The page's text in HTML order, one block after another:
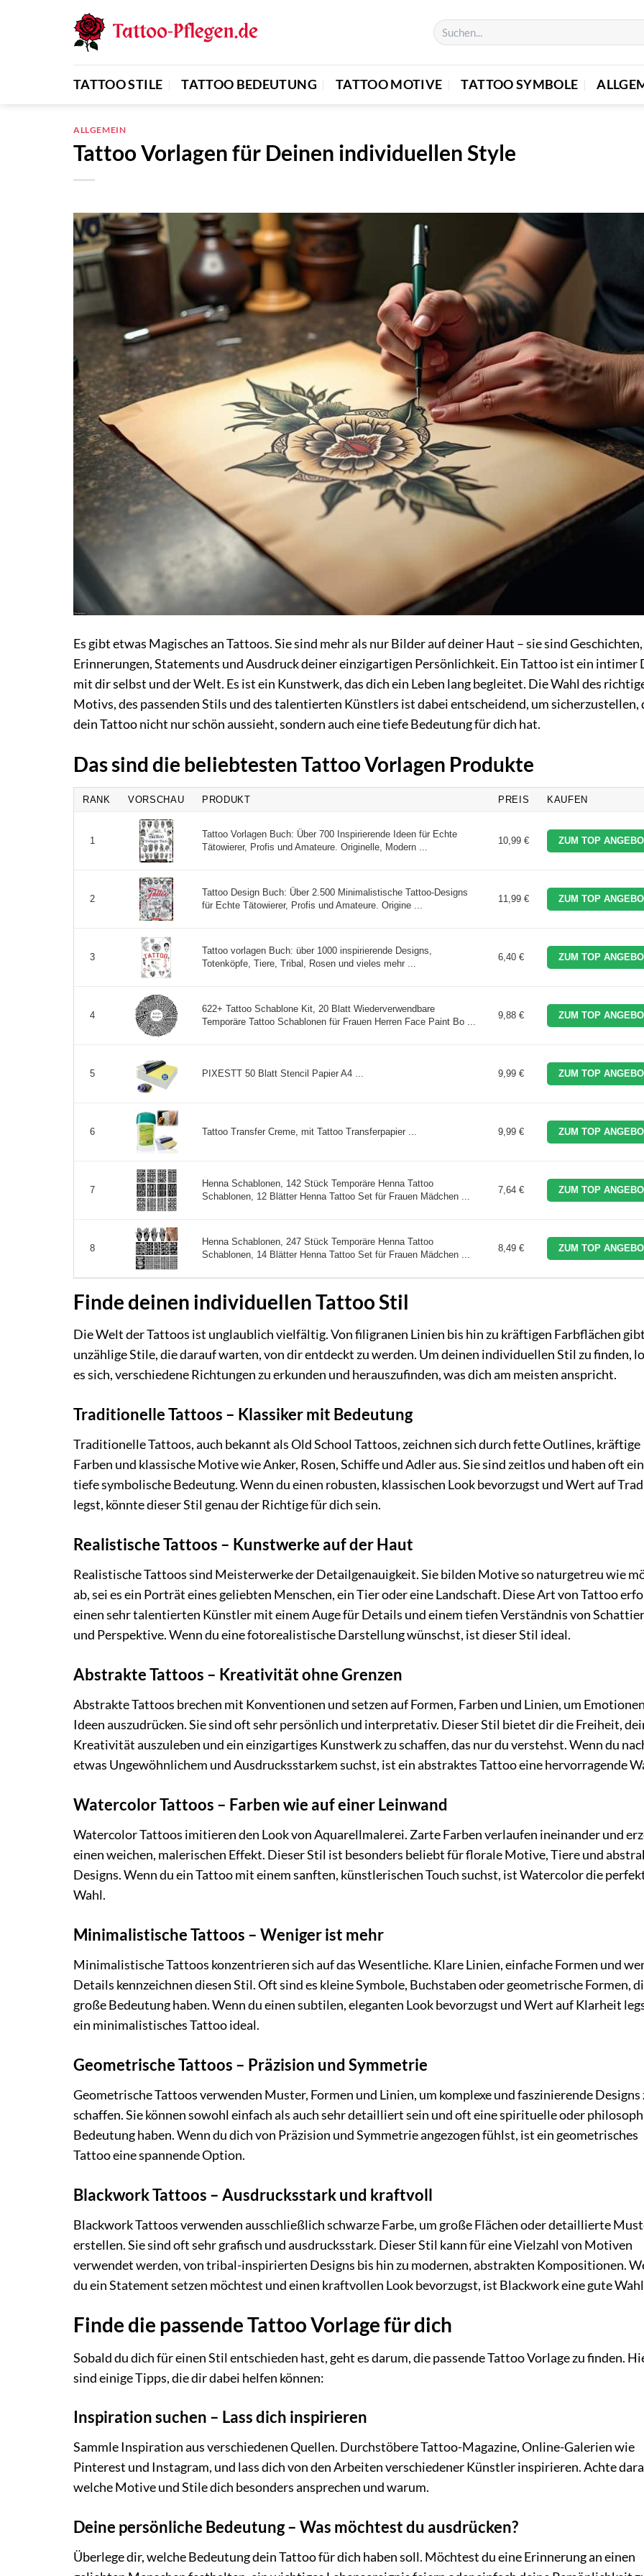
TATTOO STILE TATTOO BEDEUTUNG TATTOO MOTIVE TATTOO SYMBOLE
ALLGEMEIN
Tattoo Vorlagen für Deinen individuellen Style
Es gibt etwas Magisches an Tattoos. Sie sind mehr als nur Bilder auf deiner Haut – sie sind Geschichten,
Erinnerungen, Statements und Ausdruck deiner einzigartigen Persönlichkeit. Ein Tattoo ist ein intimer
mit dir selbst und der Welt. Es ist ein Kunstwerk, das dich ein Leben lang begleitet. Die Wahl des
Motivs, des passenden Stils und des talentierten Künstlers ist dabei entscheidend, um sicherzustellen,
dein Tattoo nicht nur schön aussieht, sondern auch eine tiefe Bedeutung für dich hat.
Das sind die beliebtesten Tattoo Vorlagen Produkte
RANK VORSCHAU PRODUKT PREIS KAUFEN
1
Tattoo Vorlagen Buch: Über 700 Inspirierende Ideen für Echte
Tätowierer, Profis und Amateure. Originelle, Modern ...
10,99 € ZUM TOP
2
Tattoo Design Buch: Über 2.500 Minimalistische Tattoo-Designs
für Echte Tätowierer, Profis und Amateure. Origine ...
11,99 € ZUM TOP
3
Tattoo vorlagen Buch: über 1000 inspirierende Designs,
Totenköpfe, Tiere, Tribal, Rosen und vieles mehr ...
6,40 € ZUM TOP
4
622+ Tattoo Schablone Kit, 20 Blatt Wiederverwendbare
Temporäre Tattoo Schablonen für Frauen Herren Face Paint Bo ...
9,88 € ZUM TOP
5 PIXESTT 50 Blatt Stencil Papier A4 ... 9,99 € ZUM TOP
6 Tattoo Transfer Creme, mit Tattoo Transferpapier ... 9,99 € ZUM TOP
7
Henna Schablonen, 142 Stück Temporäre Henna Tattoo
Schablonen, 12 Blätter Henna Tattoo Set für Frauen Mädchen ...
7,64 € ZUM TOP
8
Henna Schablonen, 247 Stück Temporäre Henna Tattoo
Schablonen, 14 Blätter Henna Tattoo Set für Frauen Mädchen ...
8,49 € ZUM TOP
Finde deinen individuellen Tattoo Stil
Die Welt der Tattoos ist unglaublich vielfältig. Von filigranen Linien bis hin zu kräftigen Farbflächen
unzählige Stile, die darauf warten, von dir entdeckt zu werden. Um deinen individuellen Stil zu finden,
es sich, verschiedene Richtungen zu erkunden und herauszufinden, was dich am meisten anspricht.
Traditionelle Tattoos – Klassiker mit Bedeutung
Traditionelle Tattoos, auch bekannt als Old School Tattoos, zeichnen sich durch fette Outlines, kräftige
Farben und klassische Motive wie Anker, Rosen, Schiffe und Adler aus. Sie sind zeitlos und haben oft
tiefe symbolische Bedeutung. Wenn du einen robusten, klassischen Look bevorzugst und Wert auf
legst, könnte dieser Stil genau der Richtige für dich sein.
Realistische Tattoos – Kunstwerke auf der Haut
Realistische Tattoos sind Meisterwerke der Detailgenauigkeit. Sie bilden Motive so naturgetreu wie
ab, sei es ein Porträt eines geliebten Menschen, ein Tier oder eine Landschaft. Diese Art von Tattoo
einen sehr talentierten Künstler mit einem Auge für Details und einem tiefen Verständnis von
und Perspektive. Wenn du eine fotorealistische Darstellung wünschst, ist dieser Stil ideal.
Abstrakte Tattoos – Kreativität ohne Grenzen
Abstrakte Tattoos brechen mit Konventionen und setzen auf Formen, Farben und Linien, um
Ideen auszudrücken. Sie sind oft sehr persönlich und interpretativ. Dieser Stil bietet dir die Freiheit,
Kreativität auszuleben und ein einzigartiges Kunstwerk zu schaffen, das nur du verstehst. Wenn du
etwas Ungewöhnlichem und Ausdrucksstarkem suchst, ist ein abstraktes Tattoo eine hervorragende
Watercolor Tattoos – Farben wie auf einer Leinwand
Watercolor Tattoos imitieren den Look von Aquarellmalerei. Zarte Farben verlaufen ineinander und
einen weichen, malerischen Effekt. Dieser Stil ist besonders beliebt für florale Motive, Tiere und
Designs. Wenn du ein Tattoo mit einem sanften, künstlerischen Touch suchst, ist Watercolor die
Wahl.
Minimalistische Tattoos – Weniger ist mehr
Minimalistische Tattoos konzentrieren sich auf das Wesentliche. Klare Linien, einfache Formen und
Details kennzeichnen diesen Stil. Oft sind es kleine Symbole, Buchstaben oder geometrische Formen,
große Bedeutung haben. Wenn du einen subtilen, eleganten Look bevorzugst und Wert auf Klarheit
ein minimalistisches Tattoo ideal.
Geometrische Tattoos – Präzision und Symmetrie
Geometrische Tattoos verwenden Muster, Formen und Linien, um komplexe und faszinierende Designs
schaffen. Sie können sowohl einfach als auch sehr detailliert sein und oft eine spirituelle oder
Bedeutung haben. Wenn du dich von Präzision und Symmetrie angezogen fühlst, ist ein geometrisches
Tattoo eine spannende Option.
Blackwork Tattoos – Ausdrucksstark und kraftvoll
Blackwork Tattoos verwenden ausschließlich schwarze Farbe, um große Flächen oder detaillierte
erstellen. Sie sind oft sehr grafisch und ausdrucksstark. Dieser Stil kann für eine Vielzahl von Motiven
verwendet werden, von tribal-inspirierten Designs bis hin zu modernen, abstrakten Kompositionen.
du ein Statement setzen möchtest und einen kraftvollen Look bevorzugst, ist Blackwork eine gute
Finde die passende Tattoo Vorlage für dich
Sobald du dich für einen Stil entschieden hast, geht es darum, die passende Tattoo Vorlage zu finden.
sind einige Tipps, die dir dabei helfen können:
Inspiration suchen – Lass dich inspirieren
Sammle Inspiration aus verschiedenen Quellen. Durchstöbere Tattoo-Magazine, Online-Galerien wie
Pinterest und Instagram, und lass dich von den Arbeiten verschiedener Künstler inspirieren. Achte
welche Motive und Stile dich besonders ansprechen und warum.
Deine persönliche Bedeutung – Was möchtest du ausdrücken?
Überlege dir, welche Bedeutung dein Tattoo für dich haben soll. Möchtest du eine Erinnerung an einen